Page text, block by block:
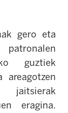
gero eta
guztiek
areagotzen
eragina.